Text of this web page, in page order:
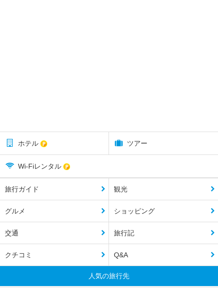
ホテル ツアー
Wi-Fiレンタル
旅行ガイド 観光
グルメ ショッピング
交通 旅行記
クチコミ Q&A
人気の旅行先